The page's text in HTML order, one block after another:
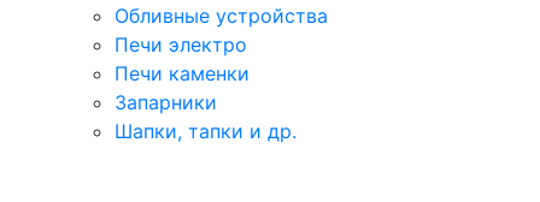
Обливные устройства
Печи электро
Печи каменки
Запарники
Шапки, тапки и др.